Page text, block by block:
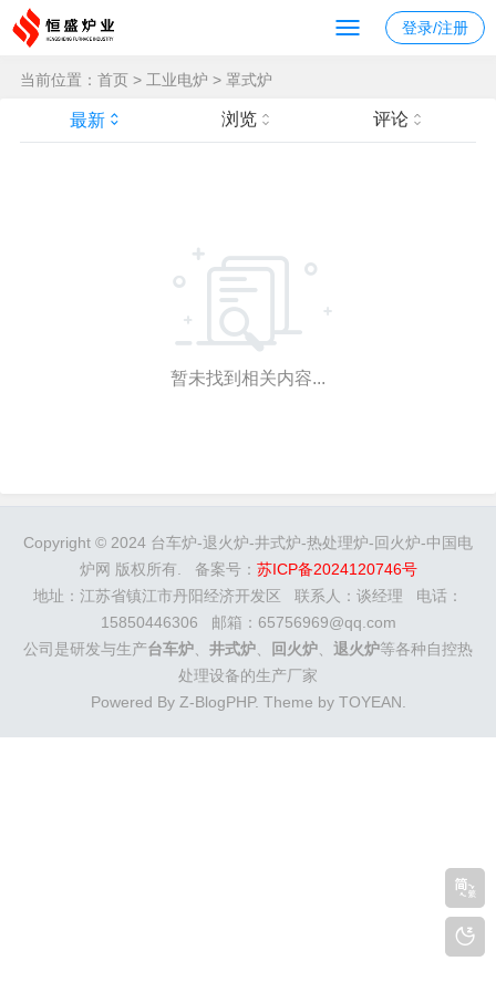
登录/注册
当前位置： 首页 > 工业电炉 > 罩式炉
最新 浏览 评论
暂未找到相关内容...
Copyright © 2024 台车炉-退火炉-井式炉-热处理炉-回火炉-中国电
炉网 版权所有. 备案号： 苏ICP备2024120746号
地址：江苏省镇江市丹阳经济开发区 联系人：谈经理 电话：
15850446306 邮箱：65756969@qq.com
公司是研发与生产台车炉 井式炉 回火炉 退火炉等各种自控热
处理设备的生产厂家
Powered By Z-BlogPHP. Theme by TOYEAN